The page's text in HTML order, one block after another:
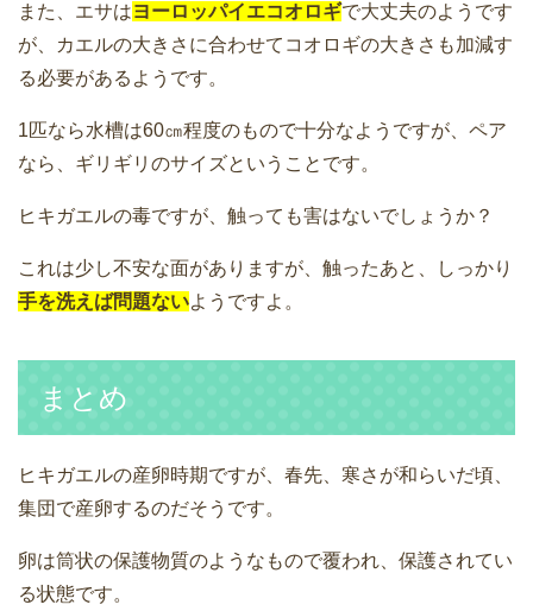
また、エサはヨーロッパイエコオロギで大丈夫のようです
が、カエルの大きさに合わせてコオロギの大きさも加減す
る必要があるようです。
1匹なら水槽は60㎝程度のもので十分なようですが、ペア
なら、ギリギリのサイズということです。
ヒキガエルの毒ですが、触っても害はないでしょうか？
これは少し不安な面がありますが、触ったあと、しっかり
手を洗えば問題ないようですよ。
まとめ
ヒキガエルの産卵時期ですが、春先、寒さが和らいだ頃、
集団で産卵するのだそうです。
卵は筒状の保護物質のようなもので覆われ、保護されてい
る状態です。